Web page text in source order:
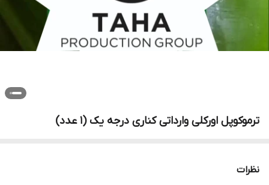
ترموکوپل اورکلی وارداتی کناری درجه یک (۱ عدد)
نظرات